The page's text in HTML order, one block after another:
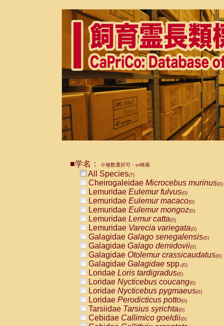
■学名： ※複数選択可・or検索
All Species(7)
Cheirogaleidae Microcebus murinus(0)
Lemuridae Eulemur fulvus(0)
Lemuridae Eulemur macaco(0)
Lemuridae Eulemur mongoz(0)
Lemuridae Lemur catta(0)
Lemuridae Varecia variegata(0)
Galagidae Galago senegalensis(0)
Galagidae Galago demidovii(0)
Galagidae Otolemur crassicaudatus(0)
Galagidae Galagidae spp.(0)
Loridae Loris tardigradus(0)
Loridae Nycticebus coucang(0)
Loridae Nycticebus pygmaeus(0)
Loridae Perodicticus potto(0)
Tarsiidae Tarsius syrichta(0)
Cebidae Callimico goeldii(0)